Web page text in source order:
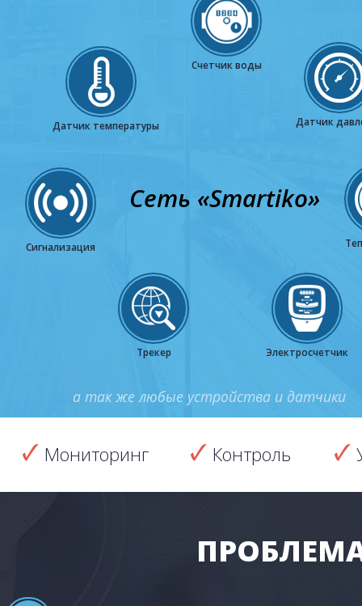
Счетчик воды
Датчик
Электросчетчик
Трекер
Сигнализация
Датчик температуры
Cеть «Smartiko»
а так же любые устройства и датчики
Мониторинг Контроль